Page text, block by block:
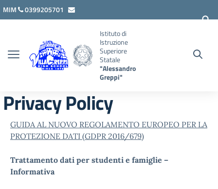
Vai ai contenuti
Vai al menu di navigazione
Vai al footer
MIM
0399205701
Istituto di
Istruzione
Superiore
Statale
"Alessandro
Greppi"
Privacy Policy
GUIDA AL NUOVO REGOLAMENTO EUROPEO PER LA
PROTEZIONE DATI (GDPR 2016/679)
Trattamento dati per studenti e famiglie –
Informativa